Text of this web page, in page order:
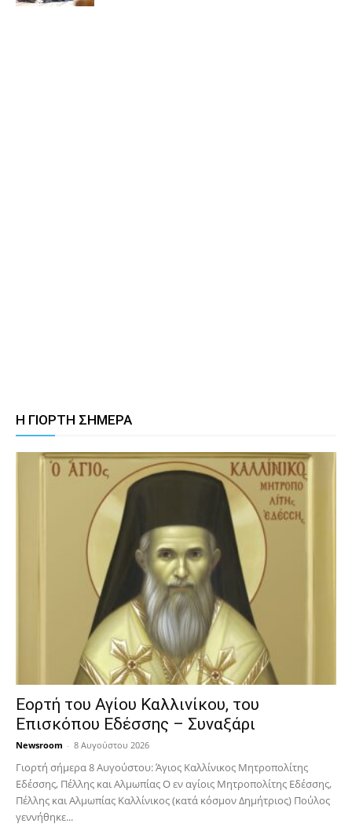
Η ΓΙΟΡΤΗ ΣΗΜΕΡΑ
Εορτή του Αγίου Καλλινίκου, του
Επισκόπου Εδέσσης – Συναξάρι
Newsroom - 8 Αυγούστου 2026
Γιορτή σήμερα 8 Αυγούστου: Άγιος Καλλίνικος Μητροπολίτης
Εδέσσης, Πέλλης και Αλμωπίας Ο εν αγίοις Μητροπολίτης Εδέσσης,
Πέλλης και Αλμωπίας Καλλίνικος (κατά κόσμον Δημήτριος) Πούλος
γεννήθηκε...